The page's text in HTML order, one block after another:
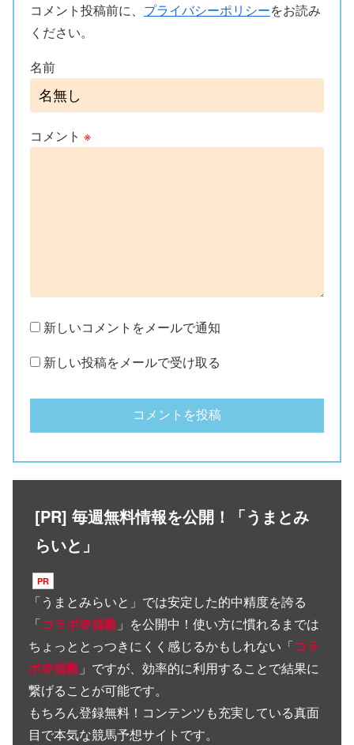
コメント投稿前に、 プライバシーポリシーをお読み
ください。
名前
コメント ※
新しいコメントをメールで通知
新しい投稿をメールで受け取る
[PR] 毎週無料情報を公開！「うまとみ
らいと」
「うまとみらいと 」では安定した的中精度を誇る
「コラボ＠指数 」を公開中！使い方に慣れるまでは
ちょっととっつきにくく感じるかもしれない「コラ
ボ＠指数 」ですが、効率的に利用することで結果に
繋げることが可能です。
もちろん登録無料！コンテンツも充実している真面
目で本気な競馬予想サイトです。